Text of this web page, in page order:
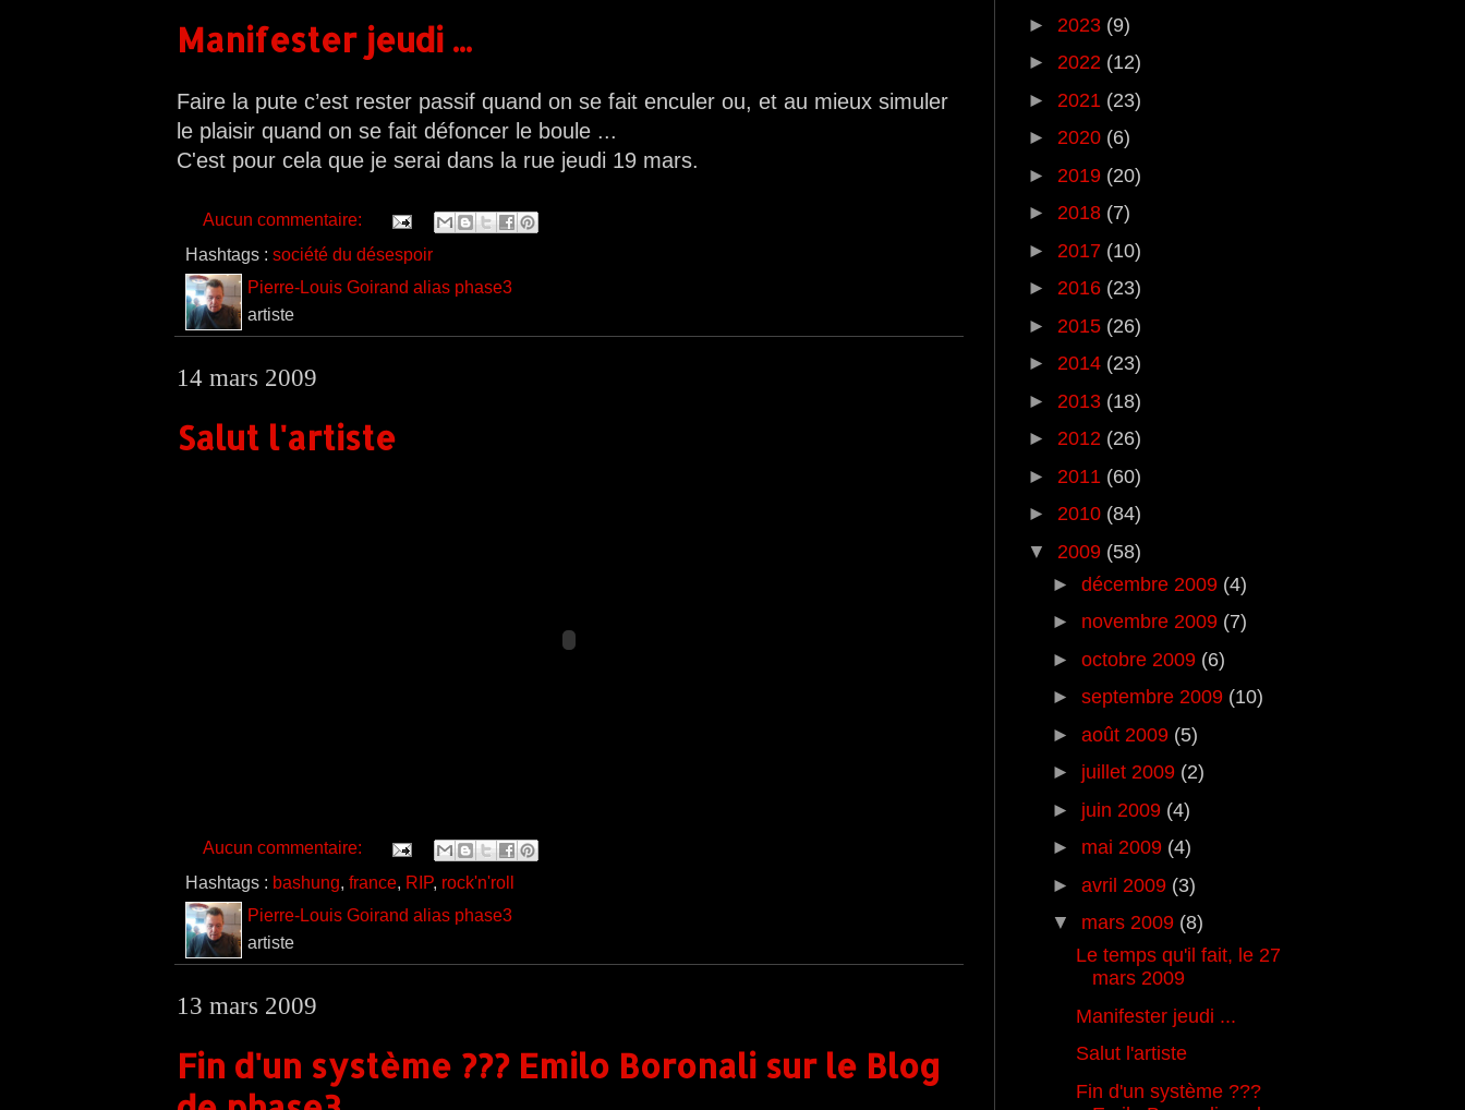
Manifester jeudi ...
Faire la pute c’est rester passif quand on se fait enculer ou, et au mieux simuler
le plaisir quand on se fait défoncer le boule ...
C'est pour cela que je serai dans la rue jeudi 19 mars.
Aucun commentaire:
Hashtags : société du désespoir
Pierre-Louis Goirand alias phase3
artiste
14 mars 2009
Salut l'artiste
Aucun commentaire:
Hashtags : bashung, france, RIP, rock'n'roll
Pierre-Louis Goirand alias phase3
artiste
13 mars 2009
Fin d'un système ??? Emilo Boronali sur le Blog
► 2023 (9)
► 2022 (12)
► 2021 (23)
► 2020 (6)
► 2019 (20)
► 2018 (7)
► 2017 (10)
► 2016 (23)
► 2015 (26)
► 2014 (23)
► 2013 (18)
► 2012 (26)
► 2011 (60)
► 2010 (84)
▼ 2009 (58)
► décembre 2009 (4)
► novembre 2009 (7)
► octobre 2009 (6)
► septembre 2009 (10)
► août 2009 (5)
► juillet 2009 (2)
► juin 2009 (4)
► mai 2009 (4)
► avril 2009 (3)
▼ mars 2009 (8)
Le temps qu'il fait, le 27
mars 2009
Manifester jeudi ...
Salut l'artiste
Fin d'un système ???